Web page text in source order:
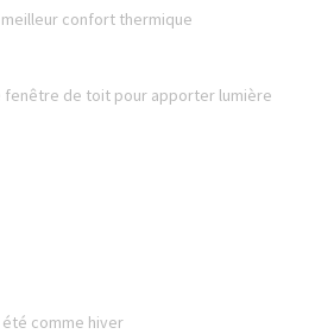
meilleur confort thermique
fenêtre de toit pour apporter lumière
comme hiver